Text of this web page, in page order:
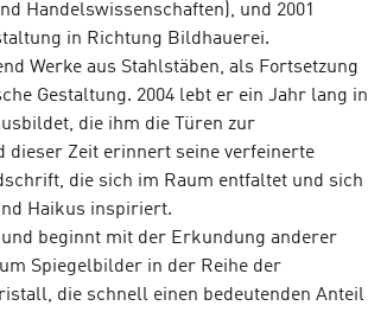
Handelswissenschaften), und 2001
in Richtung Bildhauerei.
Werke aus Stahlstäben, als Fortsetzung
Gestaltung. 2004 lebt er ein Jahr lang in
die ihm die Türen zur
dieser Zeit erinnert seine verfeinerte
die sich im Raum entfaltet und sich
Haikus inspiriert.
beginnt mit der Erkundung anderer
Spiegelbilder in der Reihe der
die schnell einen bedeutenden Anteil